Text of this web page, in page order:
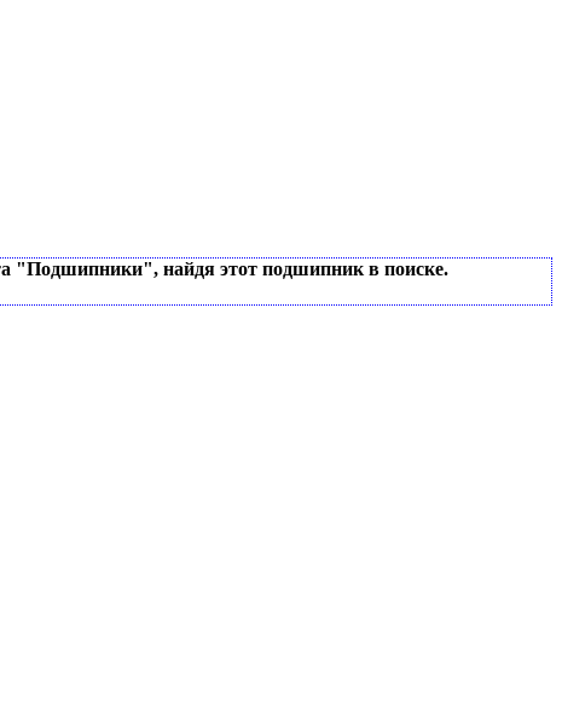
Ивантеевка, подшипники, пневматика, метизы,
BSN, SPZ, РФ, BMZ, ХАРП, CX, РОЛТОМ, APZ, FBJ, KYK,
"Подшипники", найдя этот подшипник в поиске.